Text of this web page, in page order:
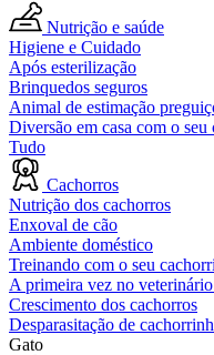
Nutrição e saúde
Higiene e Cuidado
Após esterilização
Brinquedos seguros
Animal de estimação
Diversão em casa com o seu
Tudo
Cachorros
Nutrição dos cachorros
Enxoval de cão
Ambiente doméstico
Treinando com o seu
A primeira vez no
Crescimento dos cachorros
Desparasitação de
Gato